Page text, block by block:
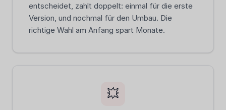
entscheidet, zahlt doppelt: einmal für die erste
Version, und nochmal für den Umbau. Die
richtige Wahl am Anfang spart Monate.
💥